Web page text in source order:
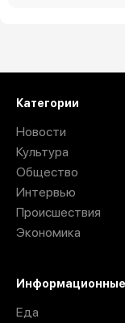
Категории
Новости
Культура
Общество
Интервью
Происшествия
Экономика
Еда